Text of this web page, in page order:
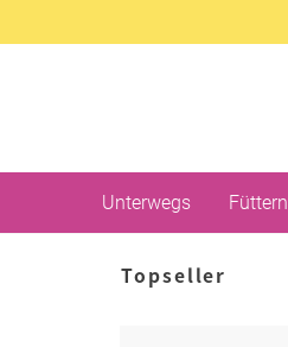
Unterwegs Füttern
Topseller